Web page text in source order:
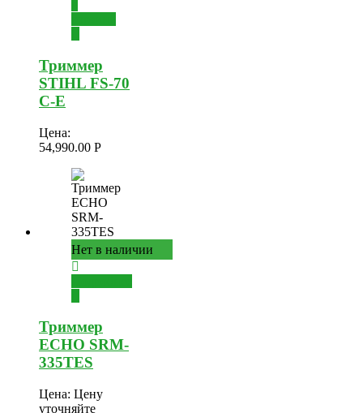
Триммер
STIHL FS-70
C-E
Цена:
54,990.00 Р
Нет в наличии
Триммер
ECHO SRM-
335TES
Цена: Цену
уточняйте